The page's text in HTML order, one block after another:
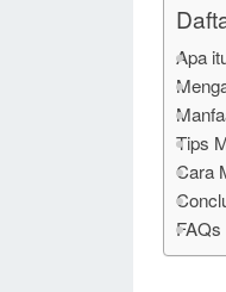
Apa
Tips
Cara
FAQs